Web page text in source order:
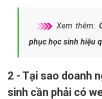
Xem thêm:
phục học sinh hiệu
2 - Tại sao doanh
sinh cần phải có